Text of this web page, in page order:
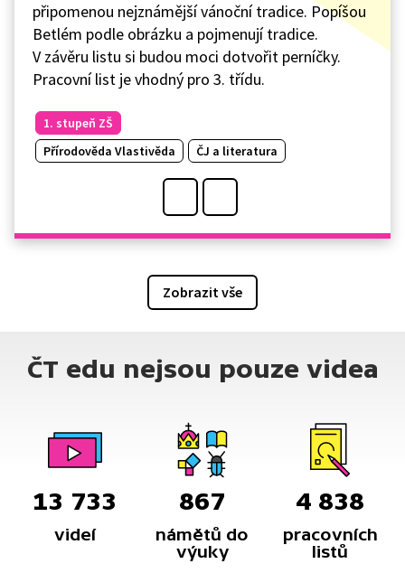
připomenou nejznámější vánoční tradice. Popíšou
Betlém podle obrázku a pojmenují tradice.
V závěru listu si budou moci dotvořit perníčky.
Pracovní list je vhodný pro 3. třídu.
1. stupeň ZŠ
Přírodověda Vlastivěda
ČJ a literatura
Zobrazit vše
ČT edu nejsou pouze videa
13 733
videí
867
námětů do
výuky
4 838
pracovních
listů